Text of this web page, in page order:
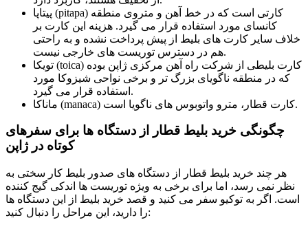
پیتاپا (pitapa) کارتی است که در خط آهن و متروی منطقه
کانسای مورد استفاده قرار می گیرد. هزینه این کارت بر
خلاف سایر کارت های بلیط از پیش پرداخت نشده و به راحتی
هم در دسترس توریست های خارجی نیست.
تویکا (toica) کارت بلیطی از شرکت راه آهن مرکزی ژاپن بوده
که در منطقه ناگویای بزرگ تر و برخی نواحی شیزوکا مورد
استفاده قرار می گیرد.
ماناکا (manaca) کارت قطار، مترو واتوبوس های ناگویا است.
چگونگی خرید بلیط قطار از دستگاه ها برای سفرهای
کوتاه در ژاپن
هر چند خرید بلیط قطار از دستگاه های صدور بلیط کار سختی به
نظر نمی رسد، اما برای برخی به ویژه توریست ها اندکی گیج کننده
است. اگر به توکیو سفر می کنید و قصد خرید بلیط از این دستگاه ها
را دارید، این مراحل را دنبال کنید: